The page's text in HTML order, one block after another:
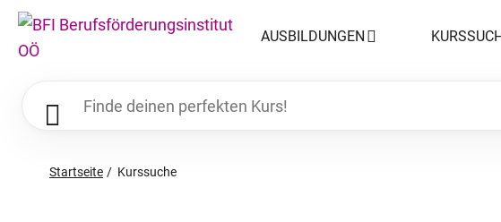
AUSBILDUNGEN
Startseite Kurssuche